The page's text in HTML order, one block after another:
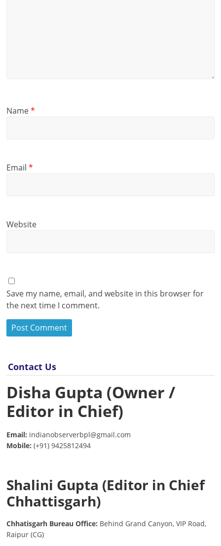
Name*
Email*
Website
Save my name, email, and website in this browser for
the next time I comment.
Contact Us
Disha Gupta (Owner /
Editor in Chief)
Email: indianobserverbpl@gmail.com
Mobile: (+91) 9425812494
Shalini Gupta (Editor in Chief
Chhattisgarh)
Chhatisgarh Bureau Office: Behind Grand Canyon, VIP Road,
Raipur (CG)